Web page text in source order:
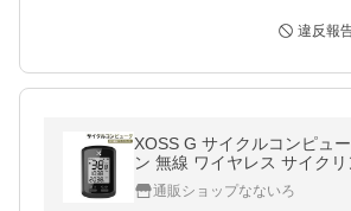
違反報
XOSS G サイクルコンピュ
ン 無線 ワイヤレス サイクリ
度計 スピード IPX7防水
etooth 日本語取扱説明書
通販ショップなないろ